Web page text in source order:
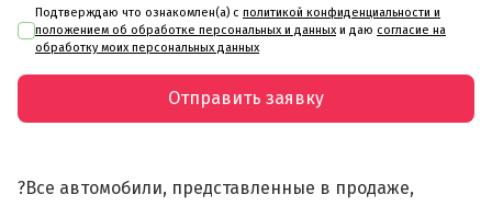
Подтверждаю что ознакомлен(а) с политикой конфиденциальности и
положением об обработке персональных и данных и даю согласие на
обработку моих персональных данных
Отправить заявку
?Все автомобили, представленные в продаже,